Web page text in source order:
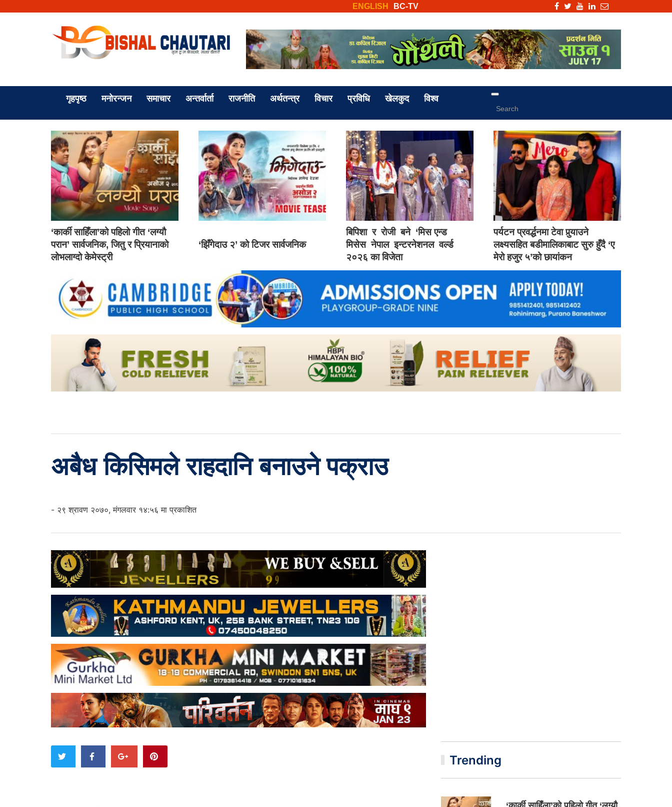
BC-TV
ENGLISH
गृहपृष्ठ मनोरन्जन समाचार अन्तर्वार्ता राजनीति अर्थतन्त्र विचार प्रविधि खेलकुद विश्व
‘कार्की साहिँला’को पहिलो गीत ‘लग्यौ
परान’ सार्वजनिक, जितु र प्रियानाको
लोभलाग्दो केमेस्ट्री
‘झिँगेदाउ २’ को टिजर सार्वजनिक
बिपिशा र रोजी बने ‘मिस एन्ड
मिसेस नेपाल इन्टरनेशनल वर्ल्ड
२०२६ का विजेता
पर्यटन प्रवर्द्धनमा टेवा पुर्‍याउने
लक्ष्यसहित बडीमालिकाबाट सुरु हुँदै ‘ए
मेरो हजुर ५’को छायांकन
अबैध किसिमले राहदानि बनाउने पक्राउ
- २९ श्रावण २०७०, मंगलवार १४:५६ मा प्रकाशित
Trending